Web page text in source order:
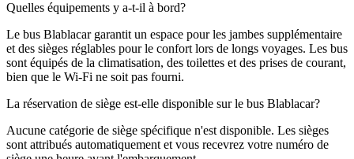
Quelles équipements y a-t-il à bord?
Le bus Blablacar garantit un espace pour les jambes supplémentaire
et des sièges réglables pour le confort lors de longs voyages. Les bus
sont équipés de la climatisation, des toilettes et des prises de courant,
bien que le Wi-Fi ne soit pas fourni.
La réservation de siège est-elle disponible sur le bus Blablacar?
Aucune catégorie de siège spécifique n'est disponible. Les sièges
sont attribués automatiquement et vous recevrez votre numéro de